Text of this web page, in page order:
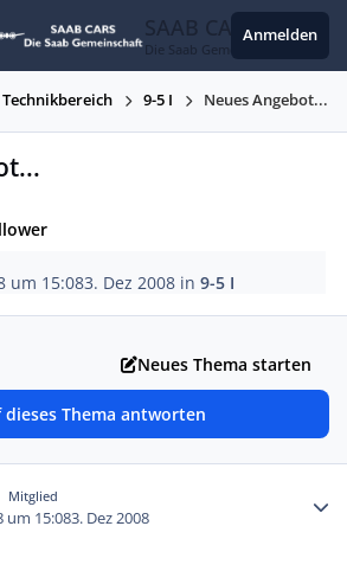
SAAB CARS
Die Saab Gemeinschaft
Anmelden
Technikbereich 9-5 I Neues Angebot...
um 15:083. Dez 2008 in9-5 I
Neues Thema starten
dieses Thema antworten
Mitglied
um 15:083. Dez 2008